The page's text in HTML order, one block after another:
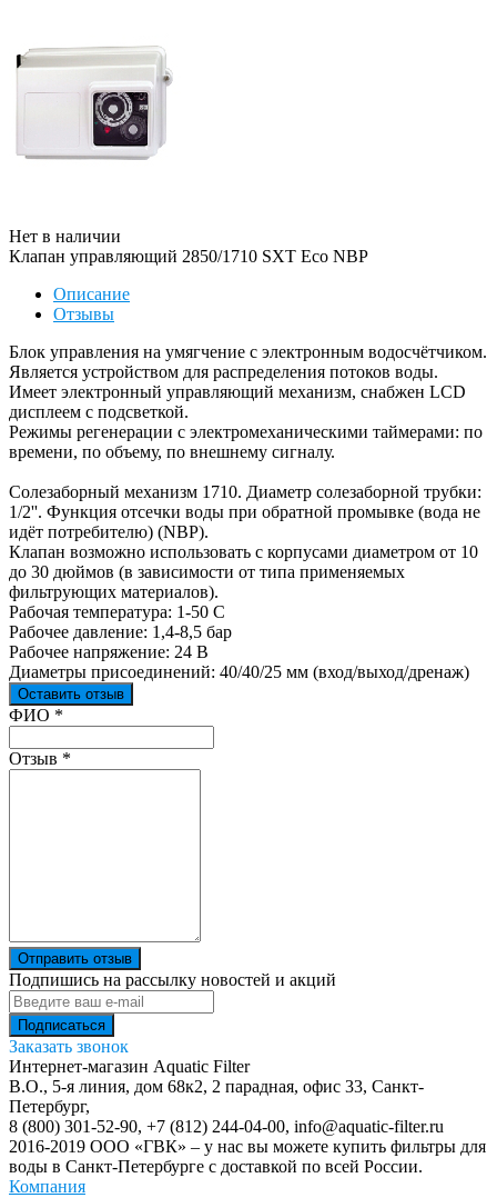
Нет в наличии
Клапан управляющий 2850/1710 SXT Eco NBP
Описание
Отзывы
Блок управления на умягчение с электронным водосчётчиком.
Является устройством для распределения потоков воды.
Имеет электронный управляющий механизм, снабжен LCD
дисплеем с подсветкой.
Режимы регенерации с электромеханическими таймерами: по
времени, по объему, по внешнему сигналу.
Солезаборный механизм 1710. Диаметр солезаборной трубки:
1/2''. Функция отсечки воды при обратной промывке (вода не
идёт потребителю) (NBP).
Клапан возможно использовать с корпусами диаметром от 10
до 30 дюймов (в зависимости от типа применяемых
фильтрующих материалов).
Рабочая температура: 1-50 С
Рабочее давление: 1,4-8,5 бар
Рабочее напряжение: 24 В
Диаметры присоединений: 40/40/25 мм (вход/выход/дренаж)
Оставить отзыв
Ваш отзыв был отправлен!
ФИО *
Отзыв *
Отправить отзыв
Подпишись на рассылку новостей и акций
Заказать звонок
Интернет-магазин Aquatic Filter
В.О., 5-я линия, дом 68к2, 2 парадная, офис 33, Санкт-
Петербург,
8 (800) 301-52-90, +7 (812) 244-04-00, info@aquatic-filter.ru
2016-2019 ООО «ГВК» – у нас вы можете купить фильтры для
воды в Санкт-Петербурге с доставкой по всей России.
Компания